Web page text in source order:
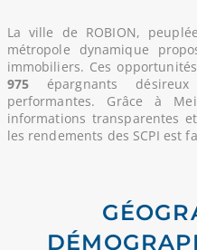
La ville de ROBION,
métropole dynamique
immobiliers. Ces
975épargnants
performantes. Grâce à
informations transparentes
les rendements des SCPI est